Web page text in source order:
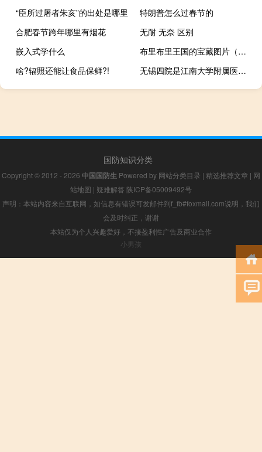
“臣所过屠者朱亥”的出处是哪里
特朗普怎么过春节的
合肥春节跨年哪里有烟花
无耐 无奈 区别
嵌入式学什么
布里布里王国的宝藏图片（布里布里王国的宝藏）
啥?辐照还能让食品保鲜?!
无锡四院是江南大学附属医院吗（无锡四院）
国防知识分类
Copyright © 2012 - 2026 中国国防生 Powered by 网站分类目录 | 精选推荐文章 | 网
站地图 | 疑难解答 陕ICP备05009492号
声明：本站内容来自互联网，如信息有错误可发邮件到f_fb#foxmail.com说明，我们
会及时纠正，谢谢
本站仅为个人兴趣爱好，不接盈利性广告及商业合作
小男孩